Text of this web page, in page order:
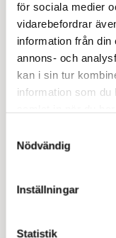
för sociala medier
vidarebefordrar
information från
annons- och
kan i sin tur
information som du
Nödvändig
Inställningar
Statistik
Finns
snett upp
Det är
upp det
Funktionen
långsamt.
Det är
Att lägga
Brödets
som ett
fingrarna.